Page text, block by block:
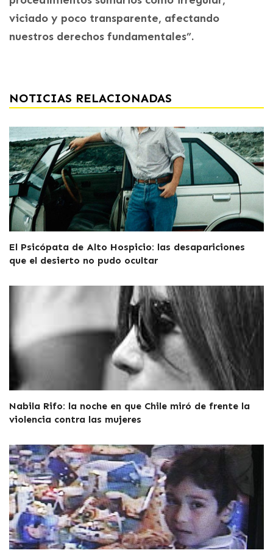
viciado y poco transparente, afectando
nuestros derechos fundamentales”.
NOTICIAS RELACIONADAS
El Psicópata de Alto Hospicio: las desapariciones
que el desierto no pudo ocultar
Nabila Rifo: la noche en que Chile miró de frente la
violencia contra las mujeres